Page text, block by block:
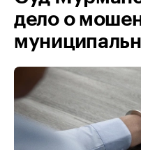
дело о